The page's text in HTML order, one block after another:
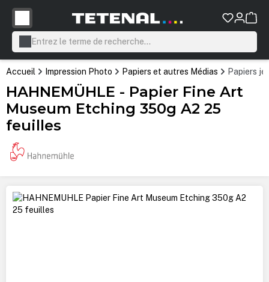
principal
Accueil Impression Photo Papiers et autres Médias Papiers
HAHNEMÜHLE - Papier Fine Art
Museum Etching 350g A2 25
feuilles
Ignorer la galerie d'images